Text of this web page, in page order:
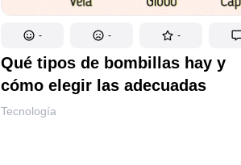
- - -
Qué tipos de bombillas hay y
cómo elegir las adecuadas
Tecnología